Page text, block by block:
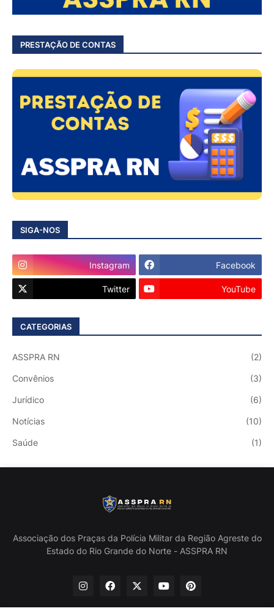
PRESTAÇÃO DE CONTAS
SIGA-NOS
Instagram Facebook
Twitter YouTube
CATEGORIAS
ASSPRA RN (2)
Convênios (3)
Jurídico (6)
Notícias (10)
Saúde (1)
Associação dos Praças da Polícia Militar da Região Agreste do
Estado do Rio Grande do Norte - ASSPRA RN